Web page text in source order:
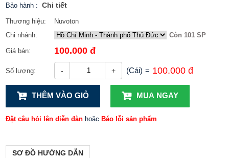
Bảo hành : Chi tiết
Thương hiệu:
Nuvoton
Chi nhánh:
Còn 101 SP
Giá bán: 100.000 đ
Số lượng: - + (Cái) = 100.000 đ
THÊM VÀO GIỎ MUA NGAY
Đặt câu hỏi lên diễn đàn hoặc Báo lỗi sản phẩm
SƠ ĐỒ HƯỚNG DẪN